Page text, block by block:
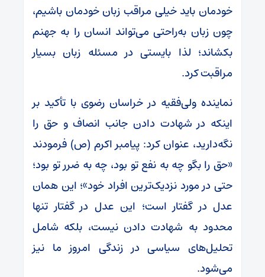
خودمان باید خیلی مراقب زبان خودمان باشیم،
چون زبان به‌راحتی می‌تواند انسان را به جهنم
بکشاند؛ لذا بایستی در مسئله زبان بسیار
مراقبت کرد.
نماینده ولی‌فقیه در خراسان رضوی با تأکید بر
اینکه در شهادت دادن جانب انصاف و حق را
نگه‌دارید، عنوان کرد: پیامبر اکرم (ص) فرمودند
«حق را بگو چه به نفع تو بود، چه به ضرر تو بود؛
حتی در مورد نزدیک‌ترین افراد خود»؛ این همان
عدل در گفتار است؛ این عدل در گفتار تنها
محدود به شهادت دادن نیست، بلکه شامل
تحلیل‌های سیاسی در زندگی امروز ما نیز
می‌شود.